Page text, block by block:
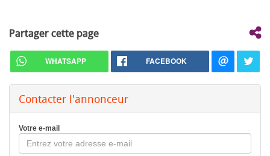
Partager cette page
WHATSAPP FACEBOOK
Contacter l'annonceur
Votre e-mail